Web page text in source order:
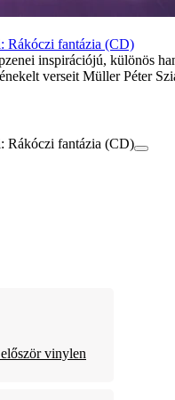
Rákóczi fantázia (CD)
inspirációjú, különös
verseit Müller Péter
Rákóczi fantázia (CD)
vinylen